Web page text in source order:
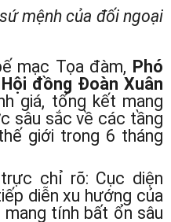
mệnh của đối ngoại
mạc Tọa đàm, Phó
đồng Đoàn Xuân
giá, tổng kết mang
sâu sắc về các tầng
giới trong 6 tháng
chỉ rõ: Cục diện
diễn xu hướng của
tính bất ổn sâu